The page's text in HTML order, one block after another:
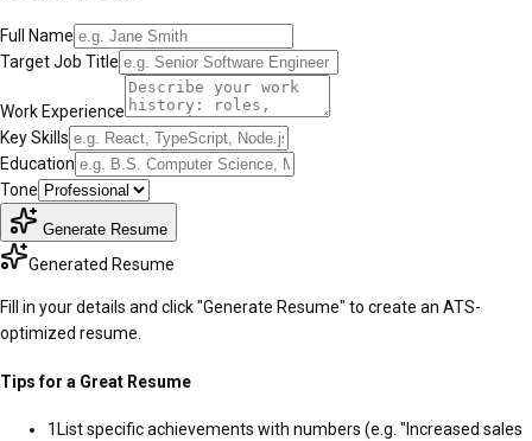
Full Name
Target Job Title
Work Experience
Key Skills
Education
Tone
Generate Resume
Generated Resume
Fill in your details and click "Generate Resume" to create an ATS-
optimized resume.
Tips for a Great Resume
1 List specific achievements with numbers (e.g. "Increased sales